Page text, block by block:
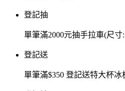
登記抽
單筆滿2000元抽手拉車(尺
登記送
單筆滿$350 登記送特大杯